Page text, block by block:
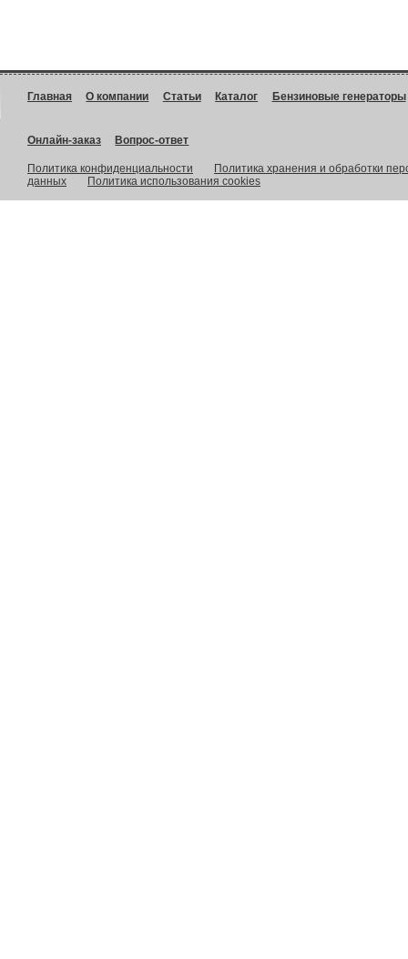
Главная О компании Статьи Каталог Бензиновые генераторы
Онлайн-заказ Вопрос-ответ
Политика конфиденциальности
Политика хранения и обработки
данных
Политика использования cookies